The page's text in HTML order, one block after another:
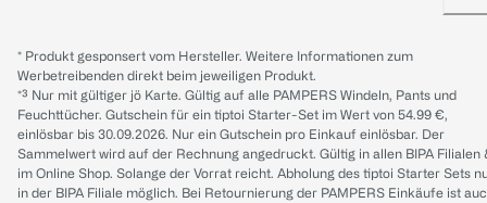
* Produkt gesponsert vom Hersteller. Weitere Informationen zum
Werbetreibenden direkt beim jeweiligen Produkt.
*³ Nur mit gültiger jö Karte. Gültig auf alle PAMPERS Windeln, Pants und
Feuchttücher. Gutschein für ein tiptoi Starter-Set im Wert von 54.99 €,
einlösbar bis 30.09.2026. Nur ein Gutschein pro Einkauf einlösbar. Der
Sammelwert wird auf der Rechnung angedruckt. Gültig in allen BIPA Filialen
im Online Shop. Solange der Vorrat reicht. Abholung des tiptoi Starter Sets
in der BIPA Filiale möglich. Bei Retournierung der PAMPERS Einkäufe ist